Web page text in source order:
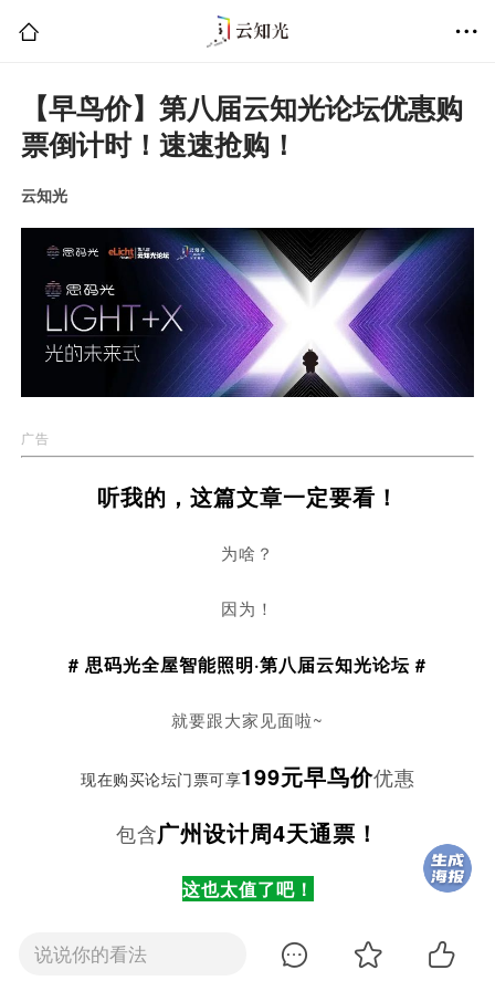
【早鸟价】第八届云知光论坛优惠购
票倒计时！速速抢购！
云知光
广告
听我的，这篇文章一定要看！
为啥？
因为！
# 思码光全屋智能照明·第八届云知光论坛 #
就要跟大家见面啦~
现在购买论坛门票可享199元早鸟价优惠
包含广州设计周4天通票！
这也太值了吧！
这也太便宜了吧！
说说你的看法